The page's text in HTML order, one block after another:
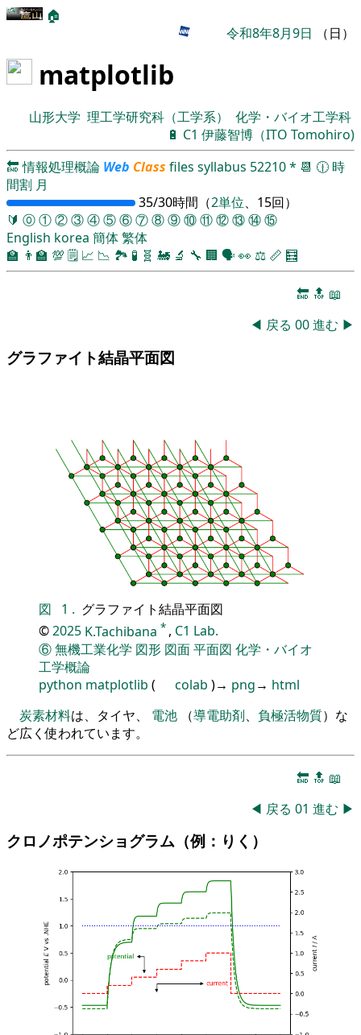
🏠
令和8年8月9日 （日）
matplotlib
山形大学 理工学研究科（工学系）
化学・バイオ工学科
🔋 C1 伊藤智博（ITO Tomohiro)
🔚 情報処理概論 Web Class files syllabus 52210* 📆 🕧 時
間割 月
35/30時間（2単位、15回）
🔰 ⓪①②③④⑤⑥⑦⑧⑨⑩⑪⑫⑬⑭⑮
English korea 簡体繁体
🏫 👨‍🏫 💯 🗒️ 📈 📉 🏞 🧪 🧬 🚂 🔬 🔧 🏢 🗣️👀 ⚖️ 📏 🧮
🔚 🔝 📖
◀ 戻る 00進む ▶
グラファイト結晶平面図
図 1 . グラファイト結晶平面図
©2025 K.Tachibana * , C1 Lab.
⑥無機工業化学 図形 図面平面図 化学・バイオ
工学概論
python matplotlib ( colab )→ png→ html
炭素材料は、タイヤ、 電池 （導電助剤、 負極活物質）な
ど広く使われています。
🔚 🔝 📖
◀ 戻る 01 進む ▶
クロノポテンショグラム（例：りく）